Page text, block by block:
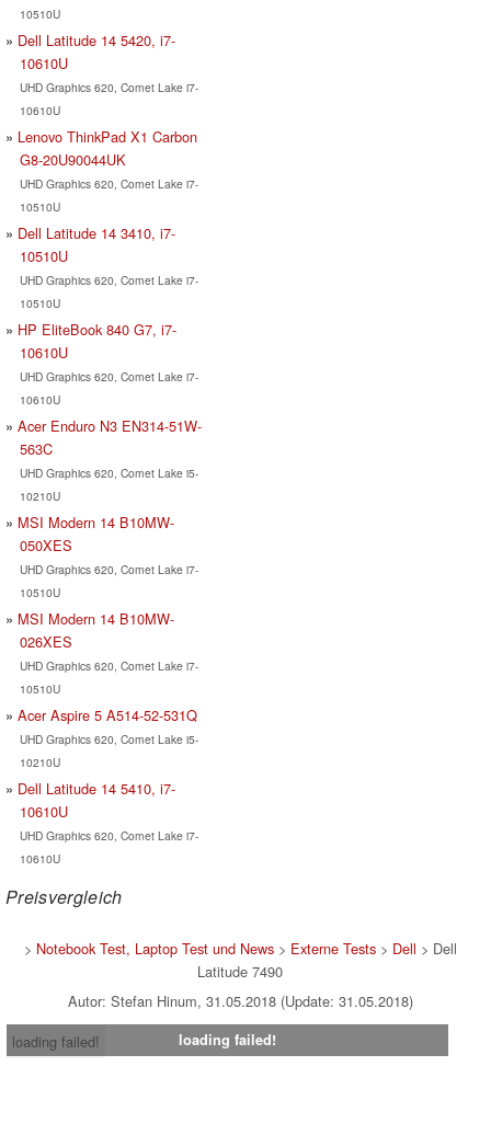
10510U
Dell Latitude 14 5420, i7-
10610U
UHD Graphics 620, Comet Lake i7-
10610U
Lenovo ThinkPad X1 Carbon
G8-20U90044UK
UHD Graphics 620, Comet Lake i7-
10510U
Dell Latitude 14 3410, i7-
10510U
UHD Graphics 620, Comet Lake i7-
10510U
HP EliteBook 840 G7, i7-
10610U
UHD Graphics 620, Comet Lake i7-
10610U
Acer Enduro N3 EN314-51W-
563C
UHD Graphics 620, Comet Lake i5-
10210U
MSI Modern 14 B10MW-
050XES
UHD Graphics 620, Comet Lake i7-
10510U
MSI Modern 14 B10MW-
026XES
UHD Graphics 620, Comet Lake i7-
10510U
Acer Aspire 5 A514-52-531Q
UHD Graphics 620, Comet Lake i5-
10210U
Dell Latitude 14 5410, i7-
10610U
UHD Graphics 620, Comet Lake i7-
10610U
Preisvergleich
> Notebook Test, Laptop Test und News> Externe Tests> Dell > Dell
Latitude 7490
Autor: Stefan Hinum, 31.05.2018 (Update: 31.05.2018)
loading failed!
loading failed!